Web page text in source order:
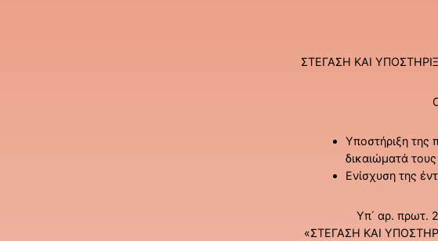
ΣΤΕΓΑΣΗ ΚΑΙ
Υποστήριξη
δικαιώματά τους
Ενίσχυση της
Υπ΄ αρ. πρωτ.
«ΣΤΕΓΑΣΗ ΚΑΙ